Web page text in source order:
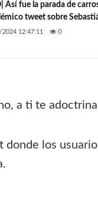
Así fue la parada de
tweet sobre
12:47:11 0
a ti te
los